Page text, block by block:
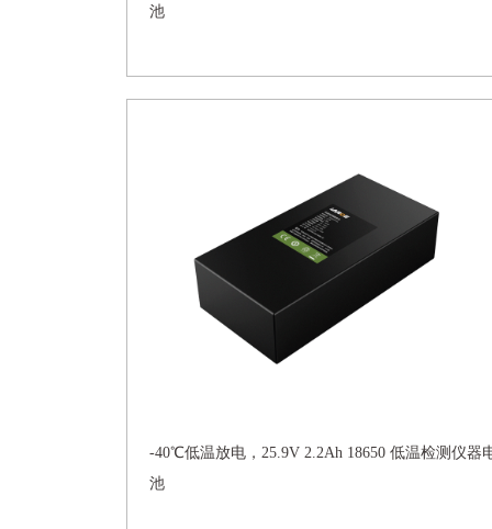
池
-40℃低温放电，25.9V 2.2Ah 18650 低温检测仪器
池